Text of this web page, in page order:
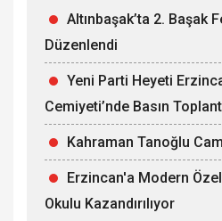
Altınbaşak’ta 2. Başak
Düzenlendi
Yeni Parti Heyeti
Cemiyeti’nde Basın
Kahraman Tanoğlu
Erzincan'a Modern
Okulu Kazandırılıyor